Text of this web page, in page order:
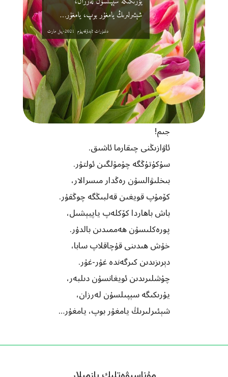
جىم!
ئاۋازىڭنى چىقارما ئاشىق.
سۈكۈتۈڭگە چۈمۈلگىن ئولتۇر.
بىخلىۋالسۇن رەڭدار مىسرالار،
كۆمۈپ قويغىن قەلبىڭگە چوڭقۇر.
باش باھاردا كۆكلەپ ياپيېشىل،
پورەكلىسۇن ھەممىدىن بالدۇر.
خۇش ھىدىنى قۇچاقلاپ سابا،
دېرىزىدىن كىرگەندە غۇر-غۇر.
چۈشلىرىدىن ئويغانسۇن دىلبەر،
يۈرىكىگە سېپىلسۇن لەرزان،
شېئىرلىرىڭ يامغۇر بوپ، يامغۇر…